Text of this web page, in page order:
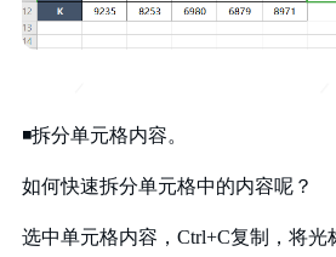
◾拆分单元格内容。
如何快速拆分单元格中的内容呢？
选中单元格内容，Ctrl+C复制，将光